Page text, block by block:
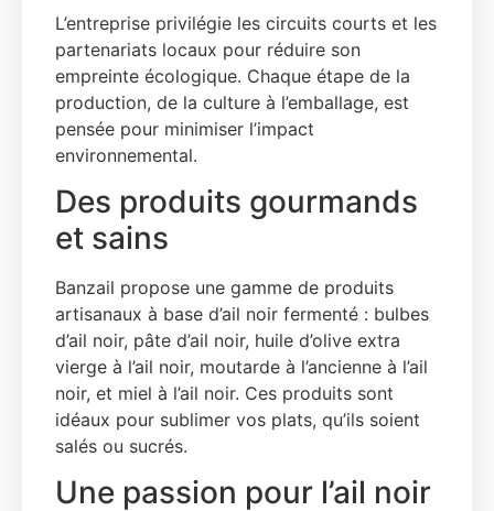
L’entreprise privilégie les circuits courts et les
partenariats locaux pour réduire son
empreinte écologique. Chaque étape de la
production, de la culture à l’emballage, est
pensée pour minimiser l’impact
environnemental.
Des produits gourmands
et sains
Banzail propose une gamme de produits
artisanaux à base d’ail noir fermenté : bulbes
d’ail noir, pâte d’ail noir, huile d’olive extra
vierge à l’ail noir, moutarde à l’ancienne à l’ail
noir, et miel à l’ail noir. Ces produits sont
idéaux pour sublimer vos plats, qu’ils soient
salés ou sucrés.
Une passion pour l’ail noir